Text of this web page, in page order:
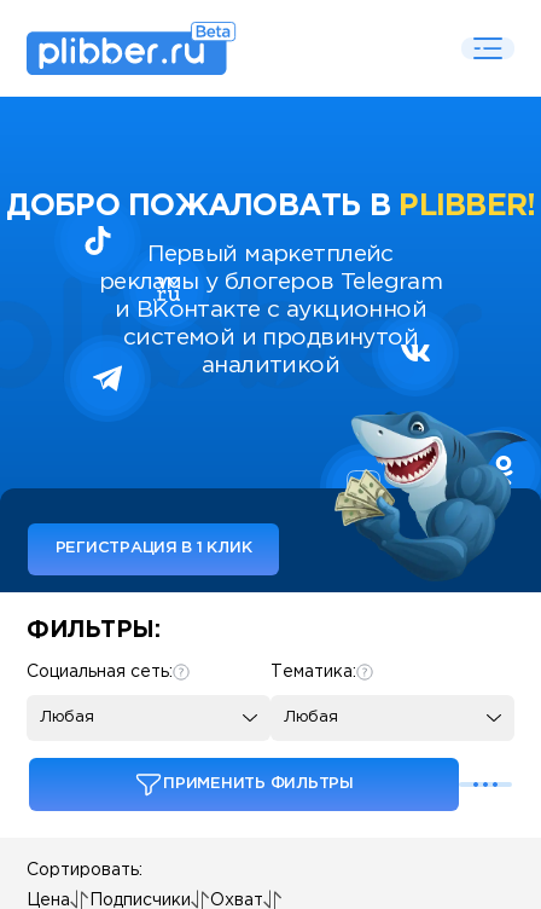
ДОБРО ПОЖАЛОВАТЬ В PLIBBER!
Первый маркетплейс
рекламы у блогеров Telegram
и ВКонтакте с аукционной
системой и продвинутой
аналитикой
РЕГИСТРАЦИЯ В 1 КЛИК
Some SEO Title
ФИЛЬТРЫ:
Тематика:
Любая
Социальная сеть:
Любая
ПРИМЕНИТЬ ФИЛЬТРЫ
Сортировать:
Цена Подписчики Охват